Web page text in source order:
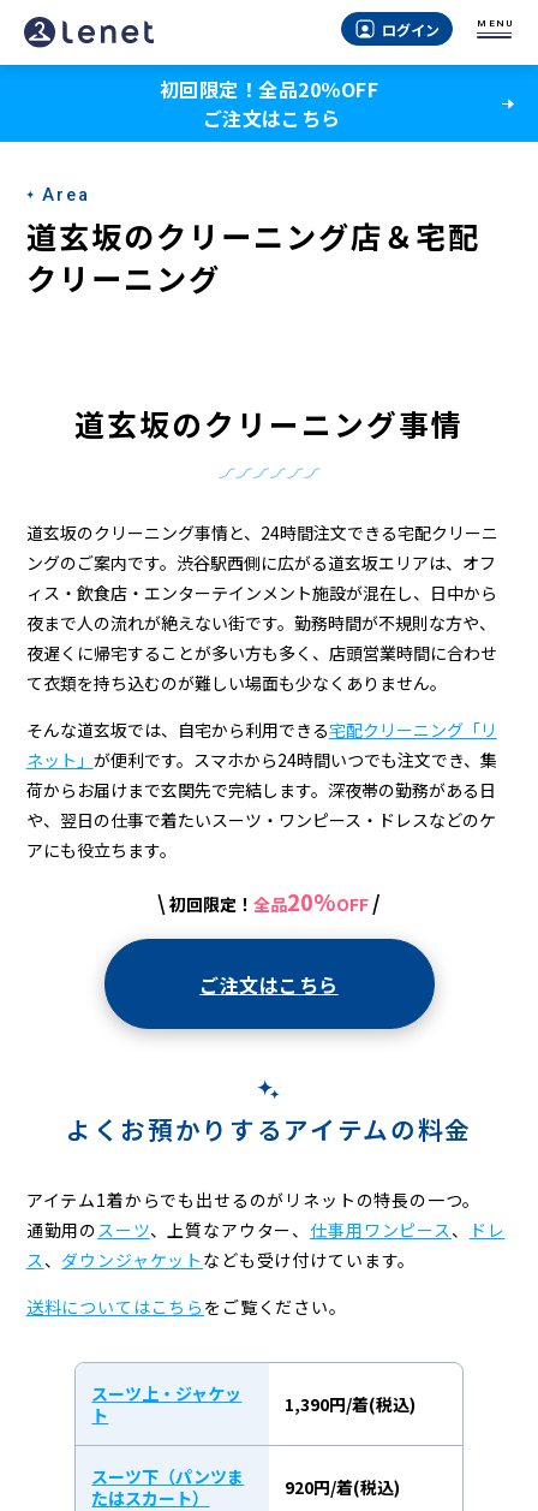
道
玄
の
ク
リ
ー
宅
配
ク
リ
ー
ニ
ン
グ
ログイン MENU
初回限定！全品20％OFF
ご注文はこちら
Area
道玄坂のクリーニング店＆宅配
クリーニング
道玄坂のクリーニング事情
道玄坂のクリーニング事情と、24時間注文できる宅配クリーニ
ングのご案内です。渋谷駅西側に広がる道玄坂エリアは、オフ
ィス・飲食店・エンターテインメント施設が混在し、日中から
夜まで人の流れが絶えない街です。勤務時間が不規則な方や、
夜遅くに帰宅することが多い方も多く、店頭営業時間に合わせ
て衣類を持ち込むのが難しい場面も少なくありません。
そんな道玄坂では、自宅から利用できる宅配クリーニング「リ
ネット」 が便利です。スマホから24時間いつでも注文でき、集
荷からお届けまで玄関先で完結します。深夜帯の勤務がある日
や、翌日の仕事で着たいスーツ・ワンピース・ドレスなどのケ
アにも役立ちます。
\ 初回限定！ 全品20%OFF /
ご注文はこちら
よくお預かりするアイテムの料金
アイテム1着からでも出せるのがリネットの特長の一つ。
通勤用の スーツ、上質なアウター、仕事用ワンピース 、
ドレ
ス 、 ダウンジャケット なども受け付けています。
送料についてはこちら をご覧ください。
スーツ上・ジャケッ
ト
1,390円/着(税込)
スーツ下（パンツま
たはスカート）
920円/着(税込)